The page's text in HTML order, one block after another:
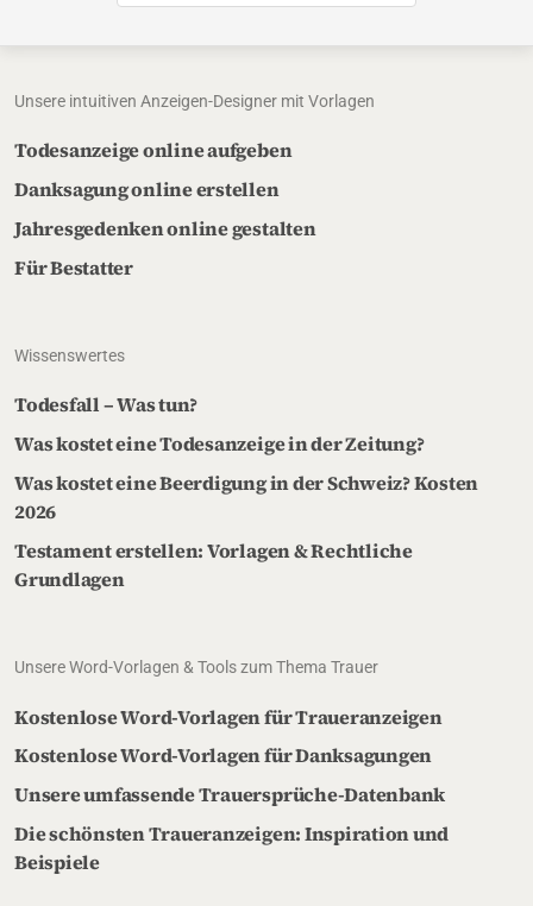
Unsere intuitiven Anzeigen-Designer mit Vorlagen
Todesanzeige online aufgeben
Danksagung online erstellen
Jahresgedenken online gestalten
Für Bestatter
Wissenswertes
Todesfall – Was tun?
Was kostet eine Todesanzeige in der Zeitung?
Was kostet eine Beerdigung in der Schweiz? Kosten
2026
Testament erstellen: Vorlagen & Rechtliche
Grundlagen
Unsere Word-Vorlagen & Tools zum Thema Trauer
Kostenlose Word-Vorlagen für Traueranzeigen
Kostenlose Word-Vorlagen für Danksagungen
Unsere umfassende Trauersprüche-Datenbank
Die schönsten Traueranzeigen: Inspiration und
Beispiele